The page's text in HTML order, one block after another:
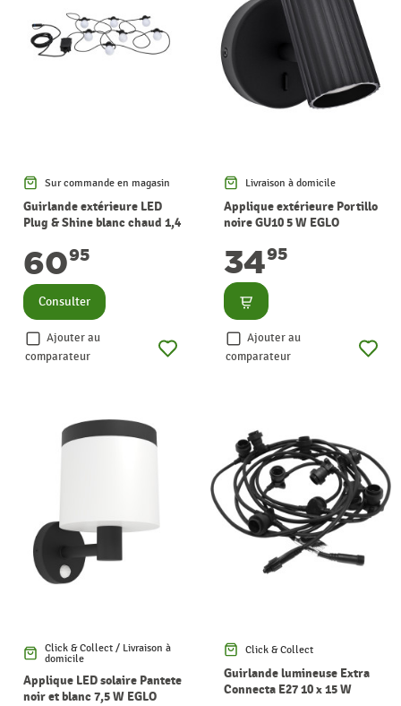
Sur commande en magasin
Guirlande extérieure LED
Plug & Shine blanc chaud 1,4
6095
Consulter
Ajouter au
comparateur
Livraison à domicile
Applique extérieure Portillo
noire GU10 5 W EGLO
3495
Consulter
Ajouter au
comparateur
Click & Collect / Livraison à
domicile
Applique LED solaire Pantete
noir et blanc 7,5 W EGLO
Click & Collect
Guirlande lumineuse Extra
Connecta E27 10 x 15 W